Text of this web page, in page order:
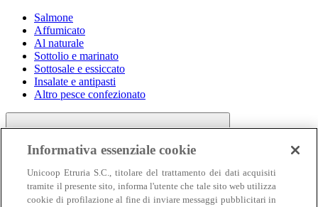
Salmone
Affumicato
Al naturale
Sottolio e marinato
Sottosale e essiccato
Insalate e antipasti
Altro pesce confezionato
Informativa essenziale cookie
Unicoop Etruria S.C., titolare del trattamento dei dati acquisiti
tramite il presente sito, informa l'utente che tale sito web utilizza
cookie di profilazione al fine di inviare messaggi pubblicitari in